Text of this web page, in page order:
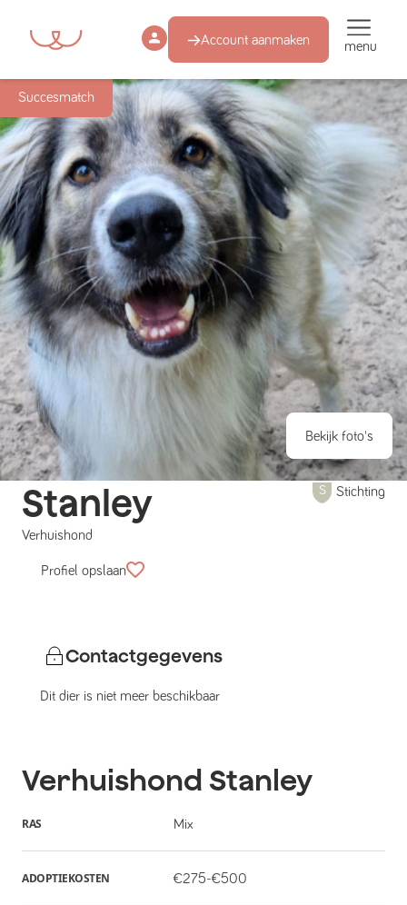
Account aanmaken menu
Succesmatch
Bekijk foto's
Stanley
Verhuishond
Stichting
Profiel opslaan
Contactgegevens
Dit dier is niet meer beschikbaar
Verhuishond Stanley
RAS Mix
ADOPTIEKOSTEN €275-€500